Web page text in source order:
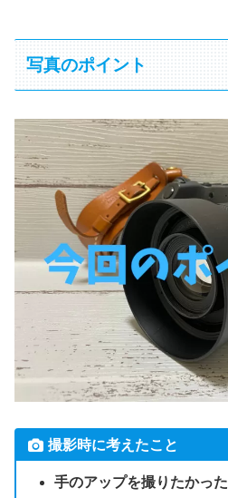
写真のポイント
撮影時に考えたこと
手のアップを撮りたかった